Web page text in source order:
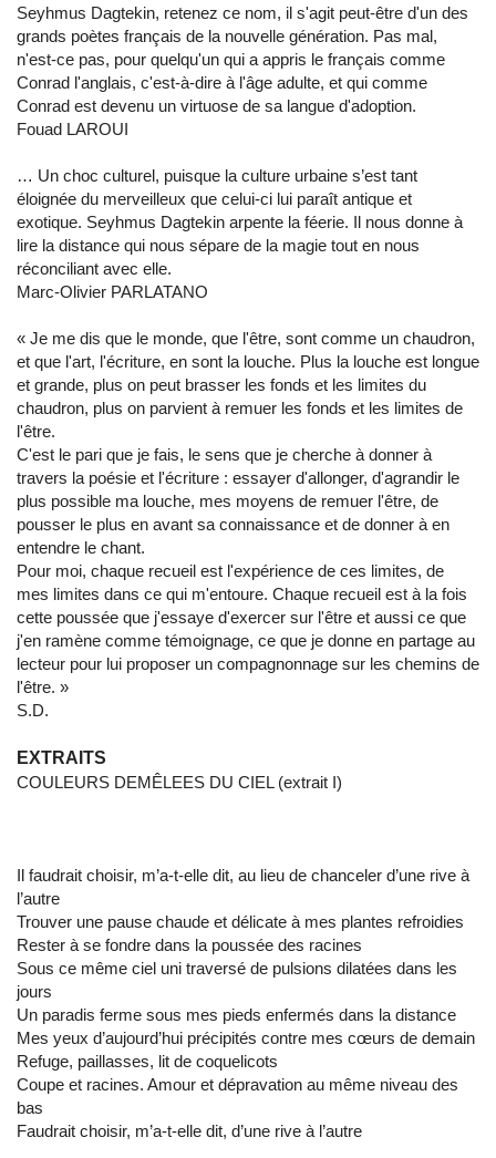
Seyhmus Dagtekin, retenez ce nom, il s'agit peut-être d'un des
grands poètes français de la nouvelle génération. Pas mal,
n'est-ce pas, pour quelqu'un qui a appris le français comme
Conrad l'anglais, c'est-à-dire à l'âge adulte, et qui comme
Conrad est devenu un virtuose de sa langue d'adoption.
Fouad LAROUI
… Un choc culturel, puisque la culture urbaine s’est tant
éloignée du merveilleux que celui-ci lui paraît antique et
exotique. Seyhmus Dagtekin arpente la féerie. Il nous donne à
lire la distance qui nous sépare de la magie tout en nous
réconciliant avec elle.
Marc-Olivier PARLATANO
« Je me dis que le monde, que l'être, sont comme un chaudron,
et que l'art, l'écriture, en sont la louche. Plus la louche est longue
et grande, plus on peut brasser les fonds et les limites du
chaudron, plus on parvient à remuer les fonds et les limites de
l'être.
C'est le pari que je fais, le sens que je cherche à donner à
travers la poésie et l'écriture : essayer d'allonger, d'agrandir le
plus possible ma louche, mes moyens de remuer l'être, de
pousser le plus en avant sa connaissance et de donner à en
entendre le chant.
Pour moi, chaque recueil est l'expérience de ces limites, de
mes limites dans ce qui m'entoure. Chaque recueil est à la fois
cette poussée que j'essaye d'exercer sur l'être et aussi ce que
j'en ramène comme témoignage, ce que je donne en partage au
lecteur pour lui proposer un compagnonnage sur les chemins de
l'être. »
S.D.
EXTRAITS
COULEURS DEMÊLEES DU CIEL (extrait I)
Il faudrait choisir, m’a-t-elle dit, au lieu de chanceler d’une rive à
l’autre
Trouver une pause chaude et délicate à mes plantes refroidies
Rester à se fondre dans la poussée des racines
Sous ce même ciel uni traversé de pulsions dilatées dans les
jours
Un paradis ferme sous mes pieds enfermés dans la distance
Mes yeux d’aujourd’hui précipités contre mes cœurs de demain
Refuge, paillasses, lit de coquelicots
Coupe et racines. Amour et dépravation au même niveau des
bas
Faudrait choisir, m’a-t-elle dit, d’une rive à l’autre